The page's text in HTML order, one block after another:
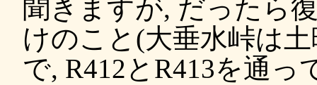
聞きますが, だったら
けのこと(大垂水峠は
で, R412とR413を通